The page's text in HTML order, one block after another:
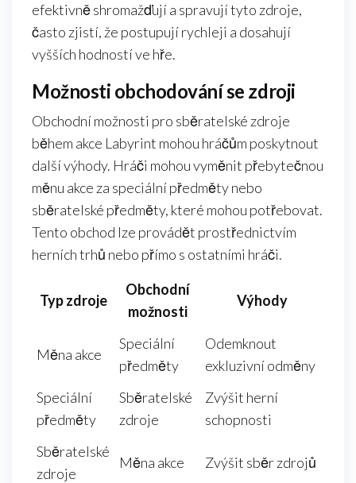
efektivně shromažďují a spravují tyto zdroje,
často zjistí, že postupují rychleji a dosahují
vyšších hodností ve hře.
Možnosti obchodování se zdroji
Obchodní možnosti pro sběratelské zdroje
během akce Labyrint mohou hráčům poskytnout
další výhody. Hráči mohou vyměnit přebytečnou
měnu akce za speciální předměty nebo
sběratelské předměty, které mohou potřebovat.
Tento obchod lze provádět prostřednictvím
herních trhů nebo přímo s ostatními hráči.
Typ zdroje
Obchodní
možnosti
Výhody
Měna akce
Speciální
předměty
Odemknout
exkluzivní odměny
Speciální
předměty
Sběratelské
zdroje
Zvýšit herní
schopnosti
Sběratelské
zdroje
Měna akce Zvýšit sběr zdrojů